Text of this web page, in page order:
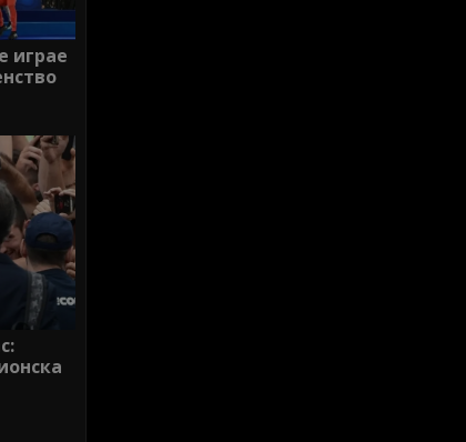
играе